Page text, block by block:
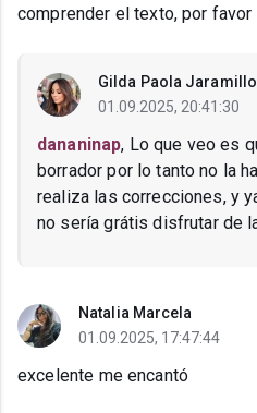
comprender el texto, por favor
Gilda Paola
01.09.2025, 20:41:30
dananinap, Lo que veo es
borrador por lo tanto no la
realiza las correcciones, y
no sería grátis disfrutar de
Natalia Marcela
01.09.2025, 17:47:44
excelente me encantó